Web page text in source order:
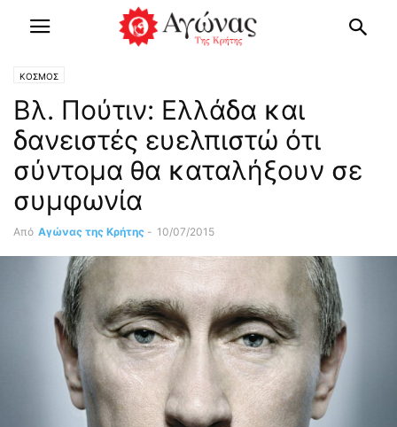
ΚΟΣΜΟΣ
Βλ. Πούτιν: Ελλάδα και
δανειστές ευελπιστώ ότι
σύντομα θα καταλήξουν σε
συμφωνία
Από Αγώνας της Κρήτης - 10/07/2015